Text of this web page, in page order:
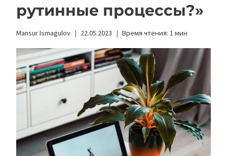
рутинные процессы?»
Mansur Ismagulov 22.05.2023 Время чтения: 1 мин